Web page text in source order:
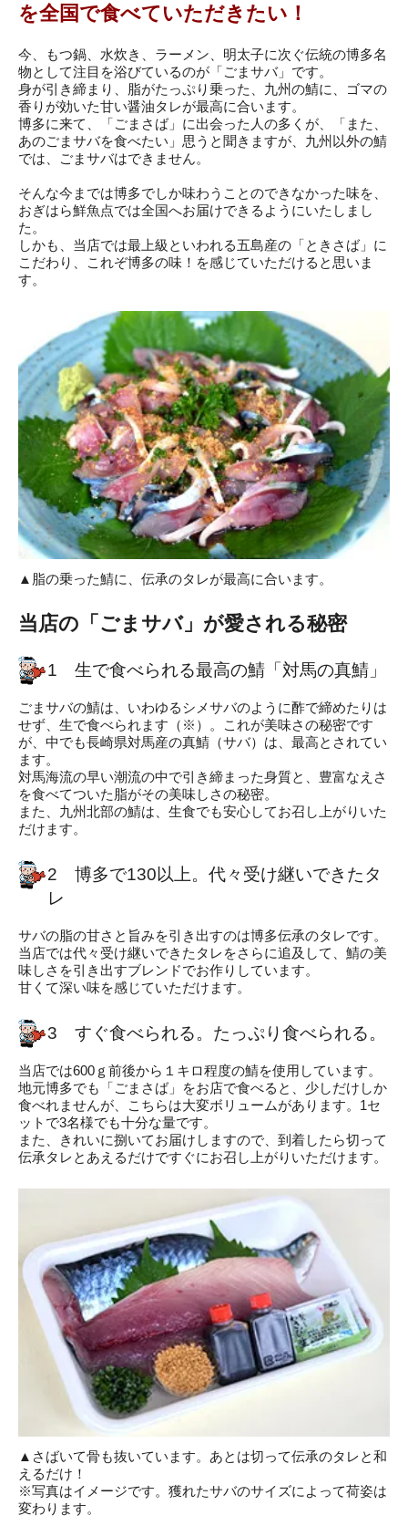
を全国で食べていただきたい！
今、もつ鍋、水炊き、ラーメン、明太子に次ぐ伝統の博多名
物として注目を浴びているのが「ごまサバ」です。
身が引き締まり、脂がたっぷり乗った、九州の鯖に、ゴマの
香りが効いた甘い醤油タレが最高に合います。
博多に来て、「ごまさば」に出会った人の多くが、「また、
あのごまサバを食べたい」思うと聞きますが、九州以外の鯖
では、ごまサバはできません。
そんな今までは博多でしか味わうことのできなかった味を、
おぎはら鮮魚点では全国へお届けできるようにいたしまし
た。
しかも、当店では最上級といわれる五島産の「ときさば」に
こだわり、これぞ博多の味！を感じていただけると思いま
す。
▲脂の乗った鯖に、伝承のタレが最高に合います。
当店の「ごまサバ」が愛される秘密
1 生で食べられる最高の鯖「対馬の真鯖」
ごまサバの鯖は、いわゆるシメサバのように酢で締めたりは
せず、生で食べられます（※）。これが美味さの秘密です
が、中でも長崎県対馬産の真鯖（サバ）は、最高とされてい
ます。
対馬海流の早い潮流の中で引き締まった身質と、豊富なえさ
を食べてついた脂がその美味しさの秘密。
また、九州北部の鯖は、生食でも安心してお召し上がりいた
だけます。
2 博多で130以上。代々受け継いできたタ
レ
サバの脂の甘さと旨みを引き出すのは博多伝承のタレです。
当店では代々受け継いできたタレをさらに追及して、鯖の美
味しさを引き出すブレンドでお作りしています。
甘くて深い味を感じていただけます。
3 すぐ食べられる。たっぷり食べられる。
当店では600ｇ前後から１キロ程度の鯖を使用しています。
地元博多でも「ごまさば」をお店で食べると、少しだけしか
食べれませんが、こちらは大変ボリュームがあります。1セ
ットで3名様でも十分な量です。
また、きれいに捌いてお届けしますので、到着したら切って
伝承タレとあえるだけですぐにお召し上がりいただけます。
▲さばいて骨も抜いています。あとは切って伝承のタレと和
えるだけ！
※写真はイメージです。獲れたサバのサイズによって荷姿は
変わります。